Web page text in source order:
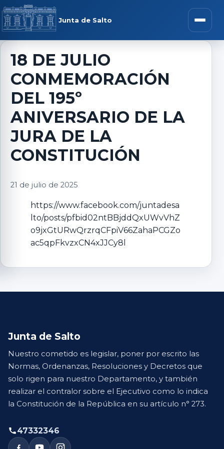
Saltar al contenido
Junta de Salto Abrir
menú
18 DE JULIO
CONMEMORACIÓN
DEL 195º
ANIVERSARIO DE LA
JURA DE LA
CONSTITUCIÓN
21 de julio de 2025
https://www.facebook.com/juntadesa
lto/posts/pfbid02ntBBjddQxUWvVhZ
o9jxGtURwQrzrqCFpiV66ZahaPCGZo
ac5qpFkvzxCN4xJJCy8l
Junta de Salto
Nuestro cometido es legislar, poner por escrito las
Normas, Ordenanzas, Resoluciones y Decretos que
solo rigen para nuestro Departamento, y también
realizar el contralor sobre el Ejecutivo como lo indica
la Constitución de la República en su artículo n° 273.
47332346